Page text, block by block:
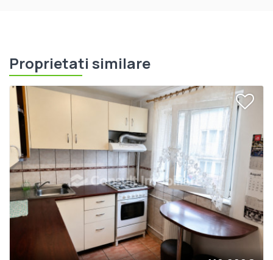
Proprietati similare